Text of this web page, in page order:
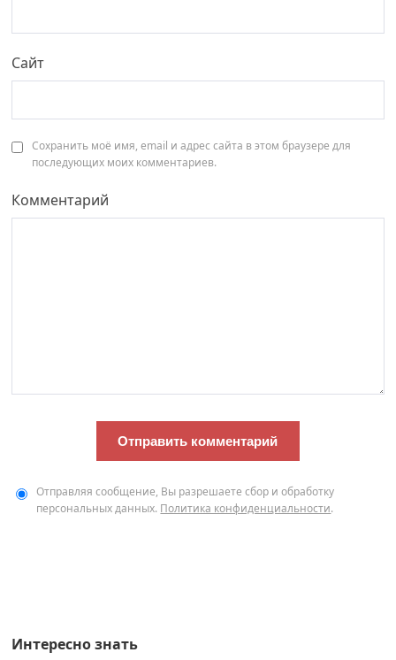
Сайт
Сохранить моё имя, email и адрес сайта в этом браузере для
последующих моих комментариев.
Комментарий
Отправляя сообщение, Вы разрешаете сбор и обработку
персональных данных. Политика конфиденциальности.
Интересно знать